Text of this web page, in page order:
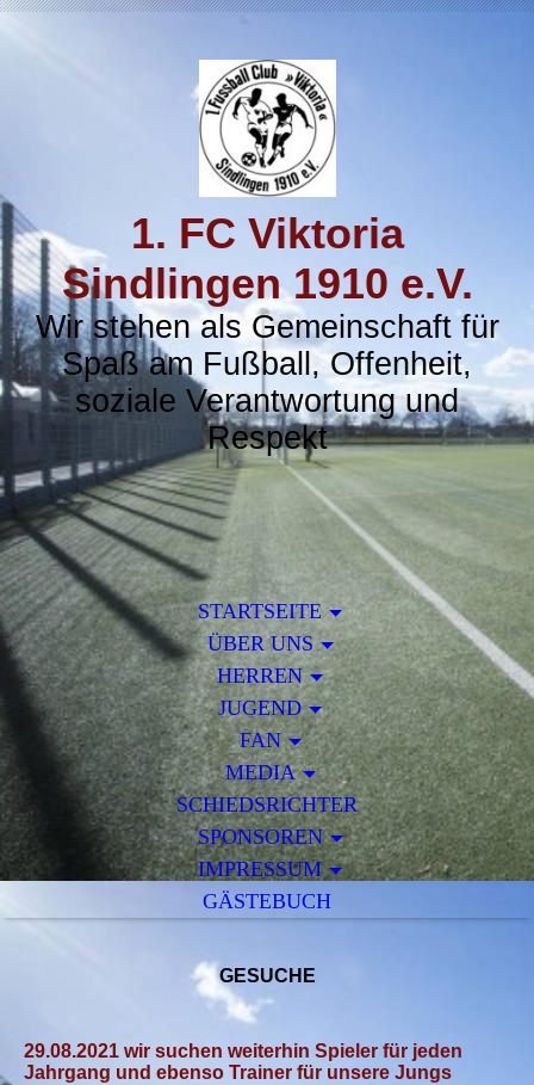
1. FC Viktoria
Sindlingen 1910 e.V.
Wir stehen als Gemeinschaft für
Spaß am Fußball, Offenheit,
soziale Verantwortung und
Respekt
STARTSEITE
ÜBER UNS
HERREN
JUGEND
FAN
MEDIA
SCHIEDSRICHTER
SPONSOREN
IMPRESSUM
GÄSTEBUCH
GESUCHE
29.08.2021 wir suchen weiterhin Spieler für jeden
Jahrgang und ebenso Trainer für unsere Jungs